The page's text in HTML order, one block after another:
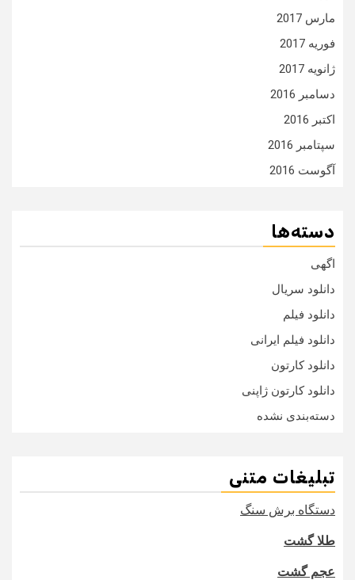
مارس 2017
فوریه 2017
ژانویه 2017
دسامبر 2016
اکتبر 2016
سپتامبر 2016
آگوست 2016
دسته‌ها
اگهی
دانلود سریال
دانلود فیلم
دانلود فیلم ایرانی
دانلود کارتون
دانلود کارتون ژاپنی
دسته‌بندی نشده
تبلیغات متنی
دستگاه برش سنگ
طلا گشت
عجم گشت